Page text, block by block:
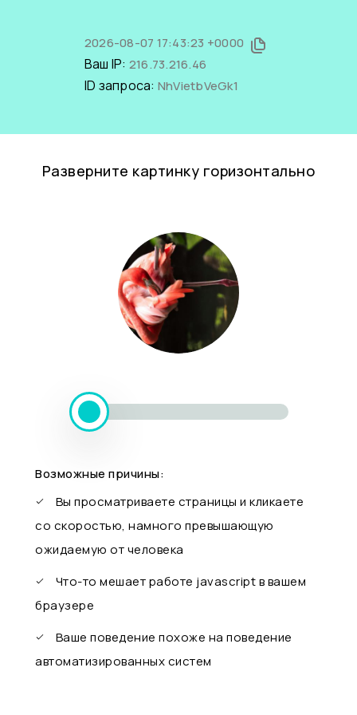
2026-08-07 17:43:23 +0000
Ваш IP: 216.73.216.46
ID запроса: NhVietbVeGk1
Разверните картинку горизонтально
Возможные причины:
Вы просматриваете страницы и кликаете
со скоростью, намного превышающую
ожидаемую от человека
Что-то мешает работе javascript в вашем
браузере
Ваше поведение похоже на поведение
автоматизированных систем